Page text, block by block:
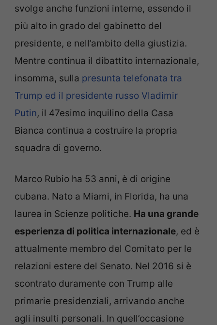
svolge anche funzioni interne, essendo il
più alto in grado del gabinetto del
presidente, e nell’ambito della giustizia.
Mentre continua il dibattito internazionale,
insomma, sulla presunta telefonata tra
Trump ed il presidente russo Vladimir
Putin, il 47esimo inquilino della Casa
Bianca continua a costruire la propria
squadra di governo.
Marco Rubio ha 53 anni, è di origine
cubana. Nato a Miami, in Florida, ha una
laurea in Scienze politiche. Ha una grande
esperienza di politica internazionale, ed è
attualmente membro del Comitato per le
relazioni estere del Senato. Nel 2016 si è
scontrato duramente con Trump alle
primarie presidenziali, arrivando anche
agli insulti personali. In quell’occasione